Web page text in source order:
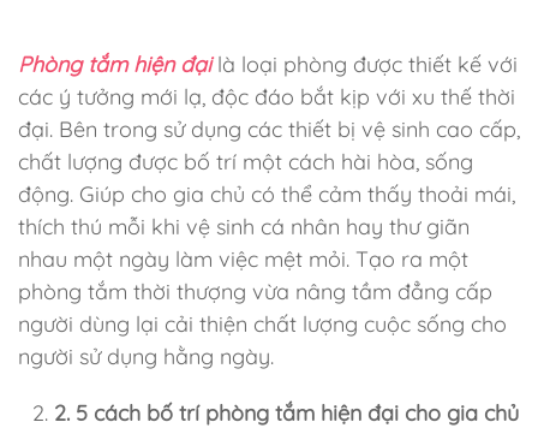
Phòng tắm hiện đạilà loại phòng được thiết kế với
các ý tưởng mới lạ, độc đáo bắt kịp với xu thế thời
đại. Bên trong sử dụng các thiết bị vệ sinh cao cấp,
chất lượng được bố trí một cách hài hòa, sống
động. Giúp cho gia chủ có thể cảm thấy thoải mái,
thích thú mỗi khi vệ sinh cá nhân hay thư giãn
nhau một ngày làm việc mệt mỏi. Tạo ra một
phòng tắm thời thượng vừa nâng tầm đẳng cấp
người dùng lại cải thiện chất lượng cuộc sống cho
người sử dụng hằng ngày.
2. 5 cách bố trí phòng tắm hiện đại cho gia chủ